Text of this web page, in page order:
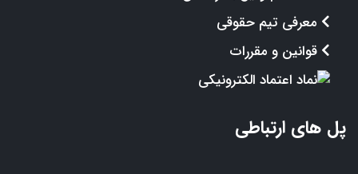
معرفی تیم حقوقی
قوانین و مقررات
پل های ارتباطی